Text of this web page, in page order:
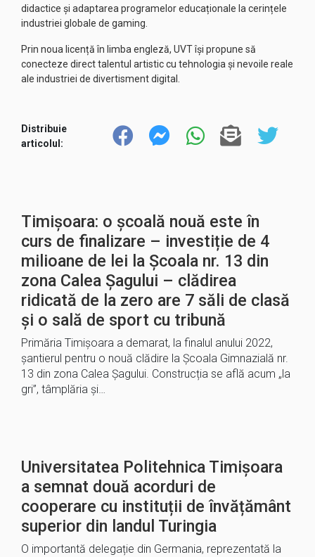
didactice și adaptarea programelor educaționale la cerințele
industriei globale de gaming.
Prin noua licență în limba engleză, UVT își propune să
conecteze direct talentul artistic cu tehnologia și nevoile reale
ale industriei de divertisment digital.
Distribuie
articolul:
Timișoara: o școală nouă este în
curs de finalizare – investiție de 4
milioane de lei la Școala nr. 13 din
zona Calea Șagului – clădirea
ridicată de la zero are 7 săli de clasă
și o sală de sport cu tribună
Primăria Timișoara a demarat, la finalul anului 2022,
șantierul pentru o nouă clădire la Școala Gimnazială nr.
13 din zona Calea Șagului. Construcția se află acum „la
gri”, tâmplăria și…
Universitatea Politehnica Timișoara
a semnat două acorduri de
cooperare cu instituții de învățământ
superior din landul Turingia
O importantă delegație din Germania, reprezentată la